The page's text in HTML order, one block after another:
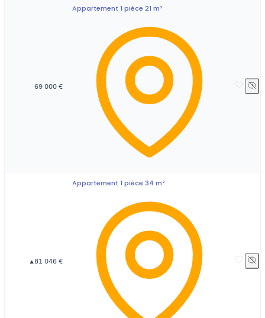
69 000 €
Appartement 1 pièce 21 m²
▲81 046 €
Appartement 1 pièce 34 m²